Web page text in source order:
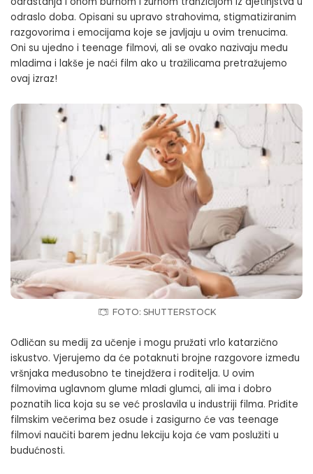
odraslo doba. Opisani su upravo strahovima, stigmatiziranim
razgovorima i emocijama koje se javljaju u ovim trenucima.
Oni su ujedno i teenage filmovi, ali se ovako nazivaju među
mladima i lakše je naći film ako u tražilicama pretražujemo
ovaj izraz!
FOTO: SHUTTERSTOCK
Odličan su medij za učenje i mogu pružati vrlo katarzično
iskustvo. Vjerujemo da će potaknuti brojne razgovore između
vršnjaka međusobno te tinejdžera i roditelja. U ovim
filmovima uglavnom glume mlađi glumci, ali ima i dobro
poznatih lica koja su se već proslavila u industriji filma. Priđite
filmskim večerima bez osude i zasigurno će vas teenage
filmovi naučiti barem jednu lekciju koja će vam poslužiti u
budućnosti.